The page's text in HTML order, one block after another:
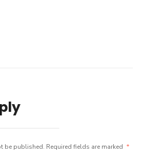
be published. Required fields are marked *